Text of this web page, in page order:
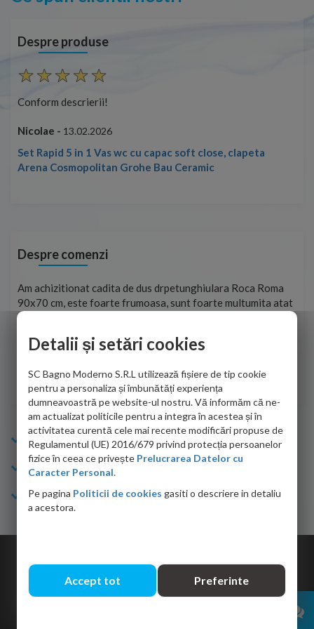
Despre produse
Conform descrierii!
Nicolae - 13.02.2026
Set Rapid 5 in 1 Vas wc cu capac soft close, clapeta
Arena Cosmopolitan Grohe Bau Ceramic
Despre comenzi
Am achizitionat cadita de dus drpetunghiulara Roca Roma
90x70 cm, este foarte frumoasa, sunt foarte multumita atat
de personalul firmei dvs. cu care am colaborat in obtinerea
adus coletul in siguranta.Numai bine, va doresc!
Sofrone Viviana -28.07.2026
Info Bagno
Cumparaturi
Suport clienti
Detalii și setări cookies
SC Bagno Moderno S.R.L utilizează fișiere de tip cookie
pentru a personaliza și îmbunătăți experiența
dumneavoastră pe website-ul nostru. Vă informăm că ne-
am actualizat politicile pentru a integra în acestea și în
activitatea curentă cele mai recente modificări propuse de
Regulamentul (UE) 2016/679 privind protecția persoanelor
fizice în ceea ce privește Prelucrarea Datelor cu
Caracter Personal.
Pe pagina Politicii de cookies gasiti o descriere in detaliu
a acestora.
Accept tot Preferinte